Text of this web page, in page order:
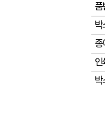
품
박
종
인
박